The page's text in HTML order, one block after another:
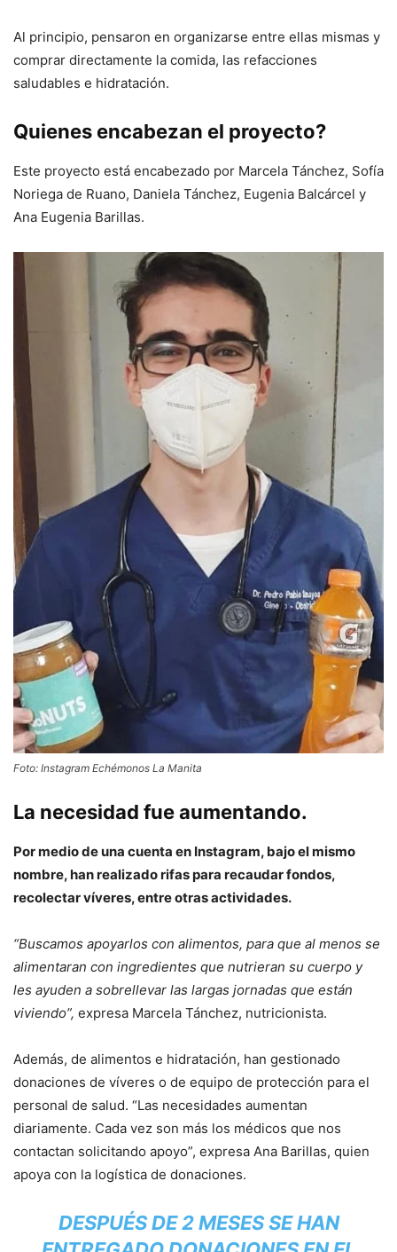
Al principio, pensaron en organizarse entre ellas mismas y
comprar directamente la comida, las refacciones
saludables e hidratación.
Quienes encabezan el proyecto?
Este proyecto está encabezado por Marcela Tánchez, Sofía
Noriega de Ruano, Daniela Tánchez, Eugenia Balcárcel y
Ana Eugenia Barillas.
Foto: Instagram Echémonos La Manita
La necesidad fue aumentando.
Por medio de una cuenta en Instagram, bajo el mismo
nombre, han realizado rifas para recaudar fondos,
recolectar víveres, entre otras actividades.
“Buscamos apoyarlos con alimentos, para que al menos se
alimentaran con ingredientes que nutrieran su cuerpo y
les ayuden a sobrellevar las largas jornadas que están
viviendo”, expresa Marcela Tánchez, nutricionista.
Además, de alimentos e hidratación, han gestionado
donaciones de víveres o de equipo de protección para el
personal de salud. “Las necesidades aumentan
diariamente. Cada vez son más los médicos que nos
contactan solicitando apoyo”, expresa Ana Barillas, quien
apoya con la logística de donaciones.
DESPUÉS DE 2 MESES SE HAN